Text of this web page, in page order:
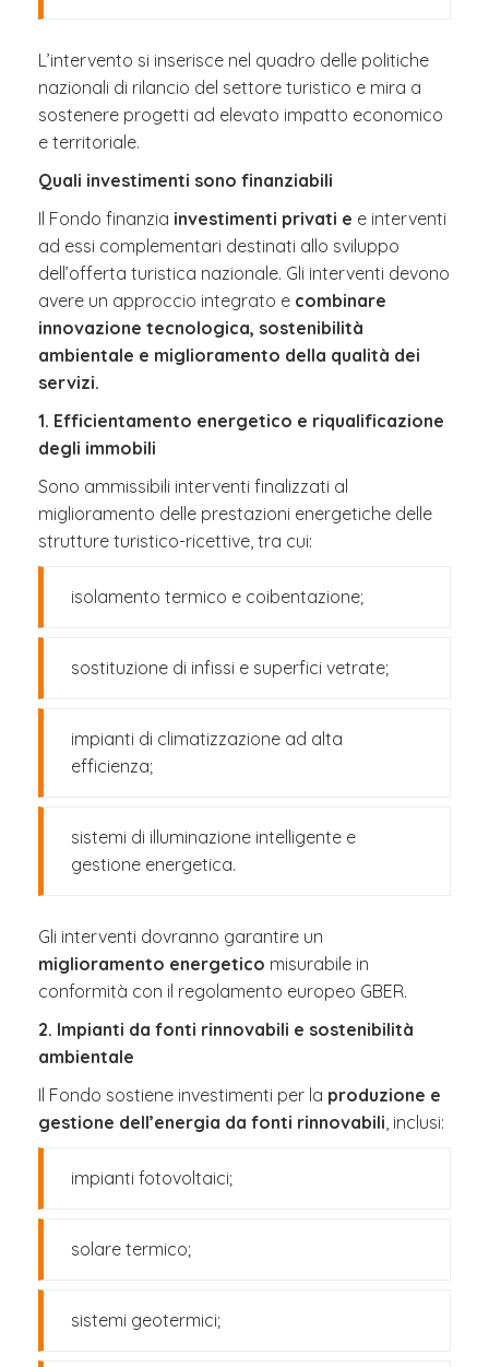
L’intervento si inserisce nel quadro delle politiche
nazionali di rilancio del settore turistico e mira a
sostenere progetti ad elevato impatto economico
e territoriale.
Quali investimenti sono finanziabili
Il Fondo finanzia investimenti privati e e interventi
ad essi complementari destinati allo sviluppo
dell’offerta turistica nazionale. Gli interventi devono
avere un approccio integrato e combinare
innovazione tecnologica, sostenibilità
ambientale e miglioramento della qualità dei
servizi.
1. Efficientamento energetico e riqualificazione
degli immobili
Sono ammissibili interventi finalizzati al
miglioramento delle prestazioni energetiche delle
strutture turistico-ricettive, tra cui:
isolamento termico e coibentazione;
sostituzione di infissi e superfici vetrate;
impianti di climatizzazione ad alta
efficienza;
sistemi di illuminazione intelligente e
gestione energetica.
Gli interventi dovranno garantire un
miglioramento energetico misurabile in
conformità con il regolamento europeo GBER.
2. Impianti da fonti rinnovabili e sostenibilità
ambientale
Il Fondo sostiene investimenti per la produzione e
gestione dell’energia da fonti rinnovabili, inclusi:
impianti fotovoltaici;
solare termico;
sistemi geotermici;